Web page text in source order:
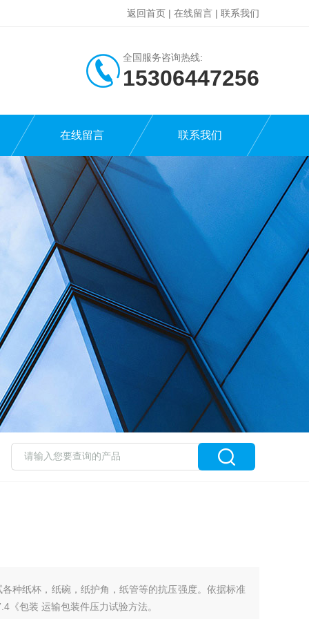
返回首页 | 在线留言 | 联系我们
全国服务咨询热线:
15306447256
在线留言 联系我们
种纸杯，纸碗，纸护角，纸管等的抗压强度。依据标准
《包装 运输包装件压力试验方法。